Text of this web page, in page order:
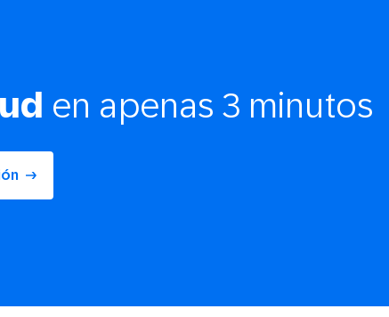
en apenas 3 minutos